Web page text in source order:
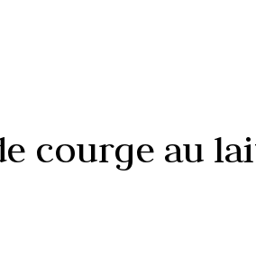
courge au